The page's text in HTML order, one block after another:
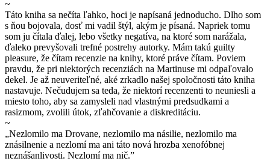
~
Táto kniha sa nečíta ľahko, hoci je napísaná jednoducho. Dlho som
s ňou bojovala, dosť mi vadil štýl, akým je písaná. Napriek tomu
som ju čítala ďalej, lebo všetky negatíva, na ktoré som narážala,
ďaleko prevyšovali trefné postrehy autorky. Mám takú guilty
pleasure, že čítam recenzie na knihy, ktoré práve čítam. Poviem
pravdu, že pri niektorých recenziách na Martinuse mi odpaľovalo
dekel. Je až neuveriteľné, aké zrkadlo našej spoločnosti táto kniha
nastavuje. Nečudujem sa teda, že niektorí recenzenti to neuniesli a
miesto toho, aby sa zamysleli nad vlastnými predsudkami a
rasizmom, zvolili útok, zľahčovanie a diskreditáciu.
~
„Nezlomilo ma Drovane, nezlomilo ma násilie, nezlomilo ma
znásilnenie a nezlomí ma ani táto nová hrozba xenofóbnej
neznášanlivosti. Nezlomí ma nič.”